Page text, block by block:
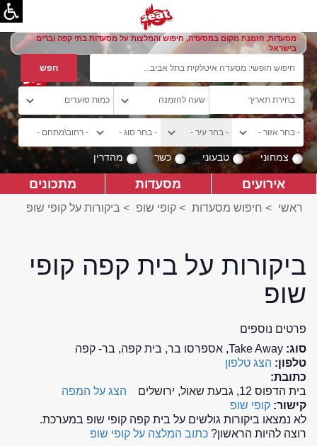
מסעדות, הזמנת מקום במסעדה, חיפוש והמלצות על מסעדות בתי קפה וברים
בישראל
צמחוני טבעוני כשר מהדרין
אירועים מסעדות מתכונים
ראשי > חיפוש מסעדות > קופי שופ > ביקורות על קופי שופ
ביקורות על בית קפה קופי
שופ
פרטים נוספים
סוג: Take Away, אספרסו בר, בית קפה, בר- קפה
טלפון: הצג טלפון
כתובת:
בית הדפוס 12, גבעת שאול, ירושלים
הצג על המפה
קישור: קופי שופ
לא נמצאו ביקורות גולשים על בית קפה קופי שופ במערכת.
רוצה להיות הראשון? כתוב המלצה על קופי שופ